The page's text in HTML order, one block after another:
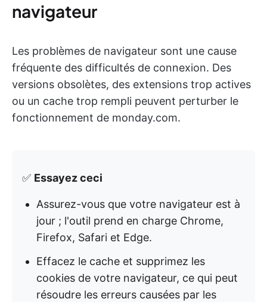
navigateur
Les problèmes de navigateur sont une cause
fréquente des difficultés de connexion. Des
versions obsolètes, des extensions trop actives
ou un cache trop rempli peuvent perturber le
fonctionnement de monday.com.
✅ Essayez ceci
Assurez-vous que votre navigateur est à
jour ; l'outil prend en charge Chrome,
Firefox, Safari et Edge.
Effacez le cache et supprimez les
cookies de votre navigateur, ce qui peut
résoudre les erreurs causées par les